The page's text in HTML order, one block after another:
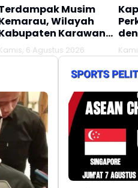
Musim
Wilayah
Karawang
Makin
6 Agustus 2026